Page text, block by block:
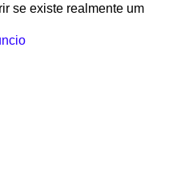
se existe realmente um